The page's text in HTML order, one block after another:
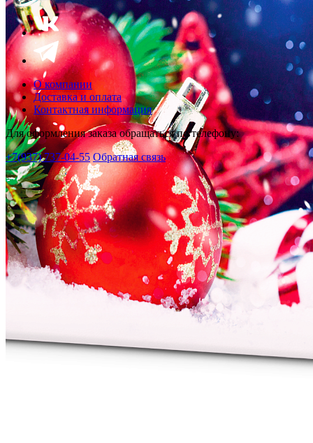
О компании
Доставка и оплата
Контактная информация
Для оформления заказа обращаться по телефону:
+7(937) 737-04-55 Обратная связь